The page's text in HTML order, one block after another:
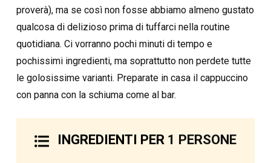
proverà), ma se così non fosse abbiamo almeno gustato
qualcosa di delizioso prima di tuffarci nella routine
quotidiana. Ci vorranno pochi minuti di tempo e
pochissimi ingredienti, ma soprattutto non perdete tutte
le golosissime varianti. Preparate in casa il cappuccino
con panna con la schiuma come al bar.
INGREDIENTI PER 1 PERSONE